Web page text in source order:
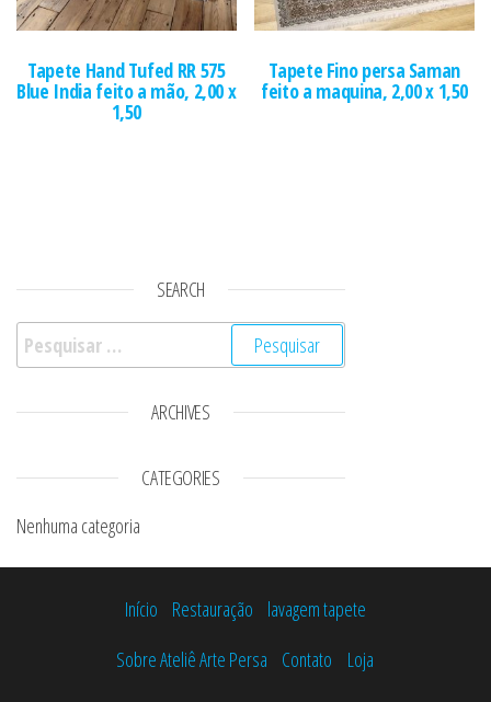
Tapete Hand Tufed RR 575
Blue India feito a mão, 2,00 x
1,50
Tapete Fino persa Saman
feito a maquina, 2,00 x 1,50
SEARCH
Pesquisar por:
ARCHIVES
CATEGORIES
Nenhuma categoria
Início Restauração
lavagem tapete
Sobre Ateliê Arte Persa
Contato Loja